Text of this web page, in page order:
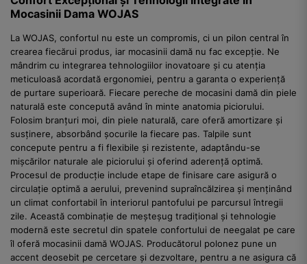
Mocasinii Dama WOJAS
La WOJAS, confortul nu este un compromis, ci un pilon central în
crearea fiecărui produs, iar mocasinii damă nu fac excepție. Ne
mândrim cu integrarea tehnologiilor inovatoare și cu atenția
meticuloasă acordată ergonomiei, pentru a garanta o experiență
de purtare superioară. Fiecare pereche de mocasini damă din piele
naturală este concepută având în minte anatomia piciorului.
Folosim branțuri moi, din piele naturală, care oferă amortizare și
susținere, absorbând șocurile la fiecare pas. Talpile sunt
concepute pentru a fi flexibile și rezistente, adaptându-se
mișcărilor naturale ale piciorului și oferind aderență optimă.
Procesul de producție include etape de finisare care asigură o
circulație optimă a aerului, prevenind supraîncălzirea și menținând
un climat confortabil în interiorul pantofului pe parcursul întregii
zile. Această combinație de meșteșug tradițional și tehnologie
modernă este secretul din spatele confortului de neegalat pe care
îl oferă mocasinii damă WOJAS. Producătorul polonez pune un
accent deosebit pe cercetare și dezvoltare, pentru a ne asigura că